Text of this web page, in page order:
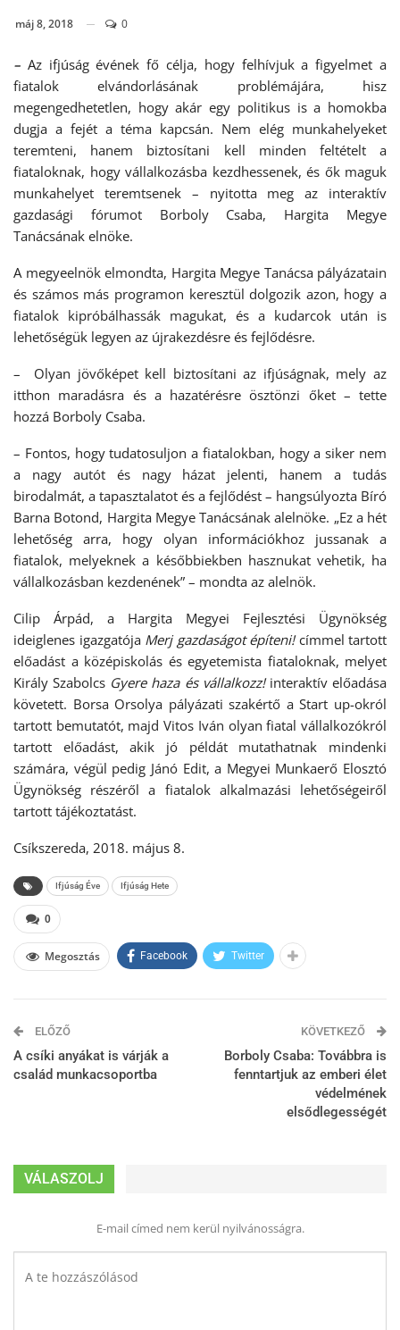
máj 8, 2018 0
– Az ifjúság évének fő célja, hogy felhívjuk a figyelmet a
fiatalok elvándorlásának problémájára, hisz
megengedhetetlen, hogy akár egy politikus is a homokba
dugja a fejét a téma kapcsán. Nem elég munkahelyeket
teremteni, hanem biztosítani kell minden feltételt a
fiataloknak, hogy vállalkozásba kezdhessenek, és ők maguk
munkahelyet teremtsenek – nyitotta meg az interaktív
gazdasági fórumot Borboly Csaba, Hargita Megye
Tanácsának elnöke.
A megyeelnök elmondta, Hargita Megye Tanácsa pályázatain
és számos más programon keresztül dolgozik azon, hogy a
fiatalok kipróbálhassák magukat, és a kudarcok után is
lehetőségük legyen az újrakezdésre és fejlődésre.
– Olyan jövőképet kell biztosítani az ifjúságnak, mely az
itthon maradásra és a hazatérésre ösztönzi őket – tette
hozzá Borboly Csaba.
– Fontos, hogy tudatosuljon a fiatalokban, hogy a siker nem
a nagy autót és nagy házat jelenti, hanem a tudás
birodalmát, a tapasztalatot és a fejlődést – hangsúlyozta Bíró
Barna Botond, Hargita Megye Tanácsának alelnöke. „Ez a hét
lehetőség arra, hogy olyan információkhoz jussanak a
fiatalok, melyeknek a későbbiekben hasznukat vehetik, ha
vállalkozásban kezdenének” – mondta az alelnök.
Cilip Árpád, a Hargita Megyei Fejlesztési Ügynökség
ideiglenes igazgatója Merj gazdaságot építeni!címmel tartott
előadást a középiskolás és egyetemista fiataloknak, melyet
Király Szabolcs Gyere haza és vállalkozz!interaktív előadása
követett. Borsa Orsolya pályázati szakértő a Start up-okról
tartott bemutatót, majd Vitos Iván olyan fiatal vállalkozókról
tartott előadást, akik jó példát mutathatnak mindenki
számára, végül pedig Jánó Edit, a Megyei Munkaerő Elosztó
Ügynökség részéről a fiatalok alkalmazási lehetőségeiről
tartott tájékoztatást.
Csíkszereda, 2018. május 8.
Ifjúság Éve Ifjúság Hete
0
Megosztás Facebook Twitter
ELŐZŐ
A csíki anyákat is várják a
család munkacsoportba
KÖVETKEZŐ
Borboly Csaba: Továbbra is
fenntartjuk az emberi élet
védelmének
elsődlegességét
VÁLASZOLJ
E-mail címed nem kerül nyilvánosságra.